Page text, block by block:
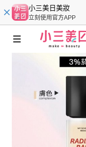
小三美日美妝
立刻使用官方APP